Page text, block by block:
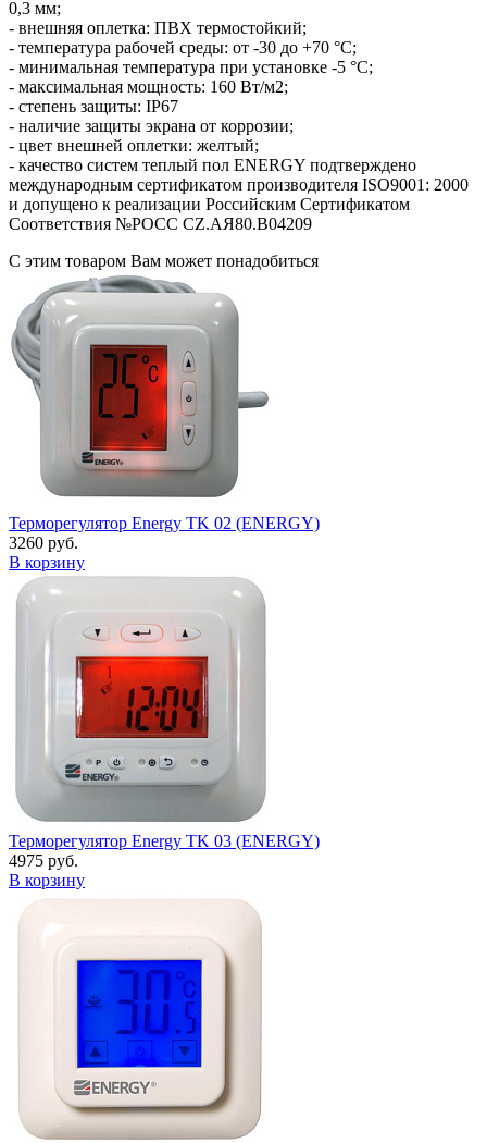
0,3 мм;
- внешняя оплетка: ПВХ термостойкий;
- температура рабочей среды: от -30 до +70 °С;
- минимальная температура при установке -5 °С;
- максимальная мощность: 160 Вт/м2;
- степень защиты: IP67
- наличие защиты экрана от коррозии;
- цвет внешней оплетки: желтый;
- качество систем теплый пол ENERGY подтверждено
международным сертификатом производителя ISO9001: 2000
и допущено к реализации Российским Сертификатом
Соответствия №РОСС CZ.АЯ80.В04209
С этим товаром Вам может понадобиться
Терморегулятор Energy TK 02 (ENERGY)
3260 руб.
В корзину
Терморегулятор Energy TK 03 (ENERGY)
4975 руб.
В корзину